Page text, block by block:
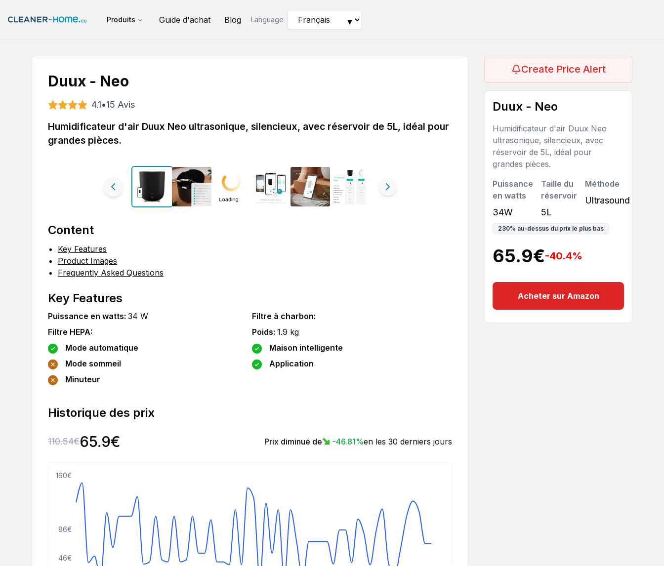
Produits Guide d'achat Blog Language ▼
Duux - Neo
4.1•15 Avis
Humidificateur d'air Duux Neo ultrasonique, silencieux, avec réservoir de 5L, idéal pour
grandes pièces.
Content
Key Features
Product Images
Frequently Asked Questions
Key Features
Puissance en watts: 34 W Filtre à charbon:
Filtre HEPA: Poids: 1.9 kg
Mode automatique
Maison intelligente
Mode sommeil
Application
Minuteur
Historique des prix
110.54€65.9€ Prix diminué de -46.81%en les 30 derniers jours
46€
86€
160€
Create Price Alert
Duux - Neo
Humidificateur d'air Duux Neo
ultrasonique, silencieux, avec
réservoir de 5L, idéal pour
grandes pièces.
Puissance
en watts
34W
Taille du
réservoir
5L
Méthode
Ultrasound
230% au-dessus du prix le plus bas
65.9€-40.4%
Acheter sur Amazon